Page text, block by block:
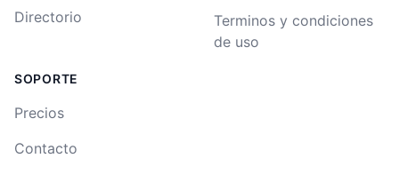
Directorio
SOPORTE
Precios
Contacto
Terminos y condiciones
de uso